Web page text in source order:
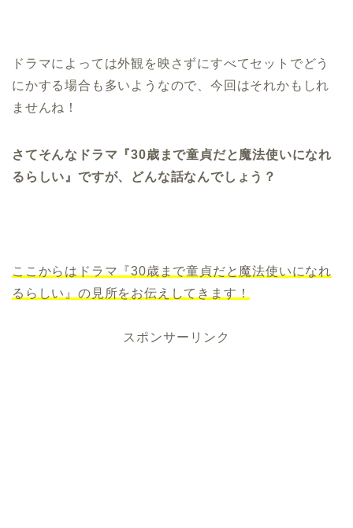
ドラマによっては外観を映さずにすべてセットでどう
にかする場合も多いようなので、今回はそれかもしれ
ませんね！
さてそんなドラマ『30歳まで童貞だと魔法使いになれ
るらしい』ですが、どんな話なんでしょう？
ここからはドラマ『30歳まで童貞だと魔法使いになれ
るらしい』の見所をお伝えしてきます！
スポンサーリンク